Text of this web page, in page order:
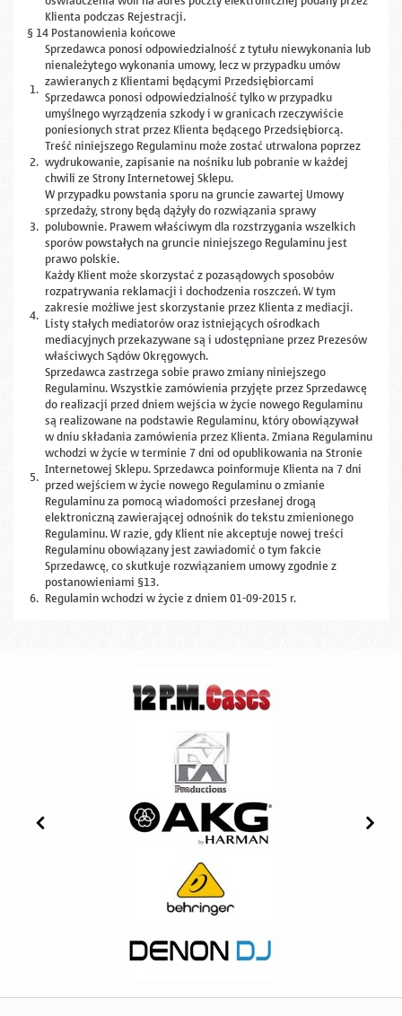
Klienta podczas Rejestracji.
§ 14 Postanowienia końcowe
1.
Sprzedawca ponosi odpowiedzialność z tytułu niewykonania lub
nienależytego wykonania umowy, lecz w przypadku umów
zawieranych z Klientami będącymi Przedsiębiorcami
Sprzedawca ponosi odpowiedzialność tylko w przypadku
umyślnego wyrządzenia szkody i w granicach rzeczywiście
poniesionych strat przez Klienta będącego Przedsiębiorcą.
2.
Treść niniejszego Regulaminu może zostać utrwalona poprzez
wydrukowanie, zapisanie na nośniku lub pobranie w każdej
chwili ze Strony Internetowej Sklepu.
3.
W przypadku powstania sporu na gruncie zawartej Umowy
sprzedaży, strony będą dążyły do rozwiązania sprawy
polubownie. Prawem właściwym dla rozstrzygania wszelkich
sporów powstałych na gruncie niniejszego Regulaminu jest
prawo polskie.
4.
Każdy Klient może skorzystać z pozasądowych sposobów
rozpatrywania reklamacji i dochodzenia roszczeń. W tym
zakresie możliwe jest skorzystanie przez Klienta z mediacji.
Listy stałych mediatorów oraz istniejących ośrodkach
mediacyjnych przekazywane są i udostępniane przez Prezesów
właściwych Sądów Okręgowych.
5.
Sprzedawca zastrzega sobie prawo zmiany niniejszego
Regulaminu. Wszystkie zamówienia przyjęte przez Sprzedawcę
do realizacji przed dniem wejścia w życie nowego Regulaminu
są realizowane na podstawie Regulaminu, który obowiązywał
w dniu składania zamówienia przez Klienta. Zmiana Regulaminu
wchodzi w życie w terminie 7 dni od opublikowania na Stronie
Internetowej Sklepu. Sprzedawca poinformuje Klienta na 7 dni
przed wejściem w życie nowego Regulaminu o zmianie
Regulaminu za pomocą wiadomości przesłanej drogą
elektroniczną zawierającej odnośnik do tekstu zmienionego
Regulaminu. W razie, gdy Klient nie akceptuje nowej treści
Regulaminu obowiązany jest zawiadomić o tym fakcie
Sprzedawcę, co skutkuje rozwiązaniem umowy zgodnie z
postanowieniami §13.
6. Regulamin wchodzi w życie z dniem 01-09-2015 r.